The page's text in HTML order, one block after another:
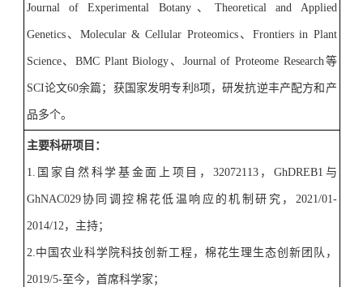
Journal of Experimental Botany、 Theoretical and Applied
Genetics、 Molecular & Cellular Proteomics、Frontiers in Plant
Science、 BMC Plant Biology 、 Journal of Proteome Research 等
SCI论文60余篇； 获国家发明专利 8项，研发抗逆丰产配方和产
品多个。
主要科研项目：
1. 国家自然科学基金面上项目， 32072113， GhDREB1 与
GhNAC029协同调控棉花低温响应的机制研究， 2021/01-
2014/12 ，主持；
2. 中国农业科学院科技创新工程，棉花生理生态创新团队，
2019/5-至今，首席科学家；